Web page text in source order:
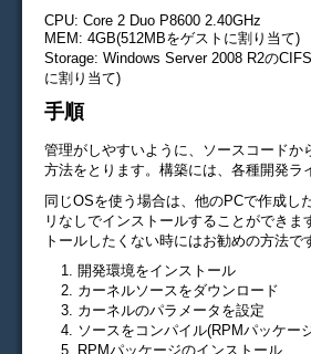
CPU: Core 2 Duo P8600 2.40GHz
MEM: 4GB(512MBをゲストに割り当て)
Storage: Windows Server 2008 R2の
に割り当て)
手順
管理がしやすいように、ソースコード
方法をとります。構築には、各種開発ラ
同じOSを使う場合は、他のPCで作成し
リなしでインストールすることができ
トールしたくない時にはお勧めの方法で
開発環境をインストール
カーネルソースをダウンロード
カーネルのパラメータを設定
ソースをコンパイル(RPMパッケー
RPMパッケージのインストール